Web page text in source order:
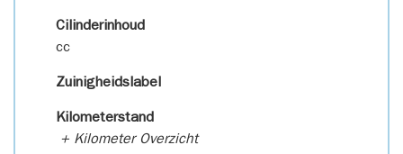
Cilinderinhoud
cc
Zuinigheidslabel
Kilometerstand
+ Kilometer Overzicht